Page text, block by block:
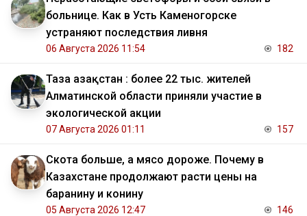
больнице. Как в Усть Каменогорске
устраняют последствия ливня
06 Августа 2026 11:54 182
Таза Қазақстан : более 22 тыс. жителей
Алматинской области приняли участие в
экологической акции
07 Августа 2026 01:11 157
Скота больше, а мясо дороже. Почему в
Казахстане продолжают расти цены на
баранину и конину
05 Августа 2026 12:47 146